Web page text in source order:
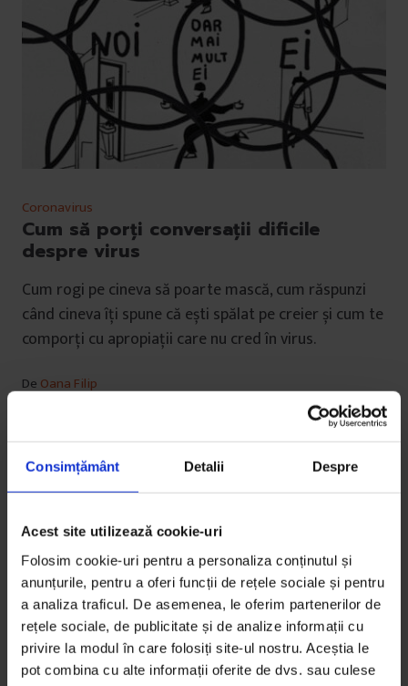
Consimțământ Detalii Despre
Acest site utilizează cookie-uri
Folosim cookie-uri pentru a personaliza conținutul și
anunțurile, pentru a oferi funcții de rețele sociale și pentru
a analiza traficul. De asemenea, le oferim partenerilor de
rețele sociale, de publicitate și de analize informații cu
privire la modul în care folosiți site-ul nostru. Aceștia le
pot combina cu alte informații oferite de dvs. sau culese
Coronavirus
Cum să porți conversații dificile
despre virus
Cum rogi pe cineva să poarte mască, cum răspunzi
când cineva îți spune că ești spălat pe creier și cum te
comporți cu apropiații care nu cred în virus.
De Oana Filip
6 august 2020